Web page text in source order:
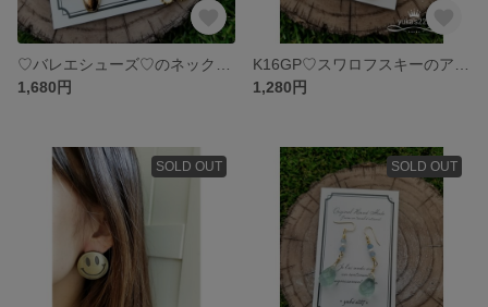
1,680円
1,280円
SOLD OUT SOLD OUT